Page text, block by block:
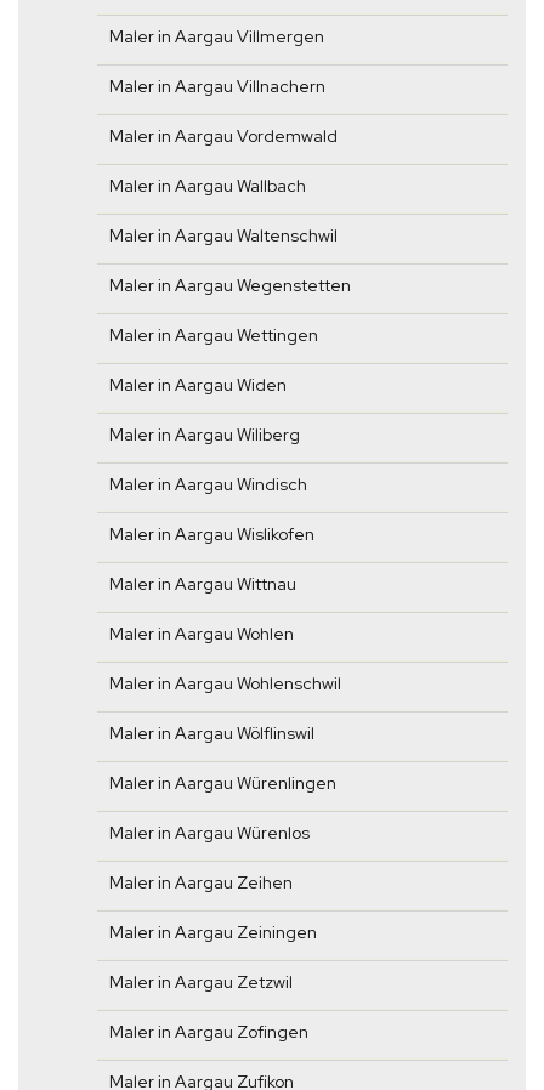
Maler in Aargau Villmergen
Maler in Aargau Villnachern
Maler in Aargau Vordemwald
Maler in Aargau Wallbach
Maler in Aargau Waltenschwil
Maler in Aargau Wegenstetten
Maler in Aargau Wettingen
Maler in Aargau Widen
Maler in Aargau Wiliberg
Maler in Aargau Windisch
Maler in Aargau Wislikofen
Maler in Aargau Wittnau
Maler in Aargau Wohlen
Maler in Aargau Wohlenschwil
Maler in Aargau Wölflinswil
Maler in Aargau Würenlingen
Maler in Aargau Würenlos
Maler in Aargau Zeihen
Maler in Aargau Zeiningen
Maler in Aargau Zetzwil
Maler in Aargau Zofingen
Maler in Aargau Zufikon